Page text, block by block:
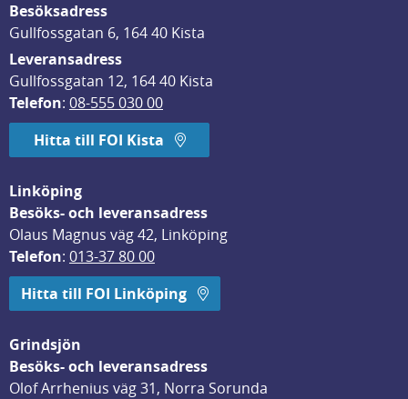
Besöksadress
Gullfossgatan 6, 164 40 Kista
Leveransadress
Gullfossgatan 12, 164 40 Kista
Telefon: 08-555 030 00
Hitta till FOI Kista
Linköping
Besöks- och leveransadress
Olaus Magnus väg 42, Linköping
Telefon: 013-37 80 00
Hitta till FOI Linköping
Grindsjön
Besöks- och leveransadress
Olof Arrhenius väg 31, Norra Sorunda